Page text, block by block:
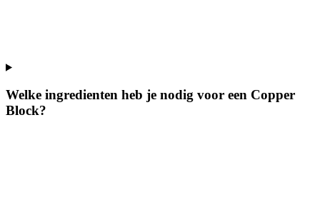
Welke ingredienten heb je nodig voor een Copper
Block?